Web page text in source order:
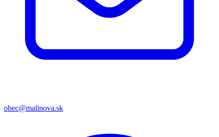
obec@malinova.sk